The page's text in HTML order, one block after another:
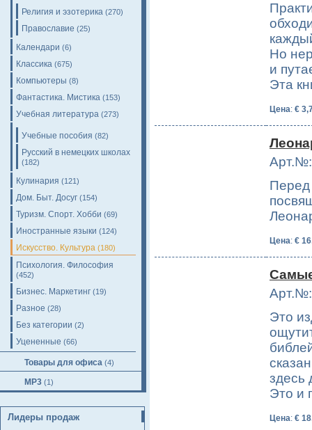
Религия и эзотерика (270)
Православие (25)
Календари (6)
Классика (675)
Компьютеры (8)
Фантастика. Мистика (153)
Учебная литература (273)
Учебные пособия (82)
Русский в немецких школах
(182)
Кулинария (121)
Дом. Быт. Досуг (154)
Туризм. Спорт. Хобби (69)
Иностранные языки (124)
Искусство. Культура (180)
Психология. Философия
(452)
Бизнес. Маркетинг (19)
Разное (28)
Без категории (2)
Уцененные (66)
Товары для офиса (4)
MP3 (1)
Лидеры продаж
Но
и
Эта
Цена: €
Перед
Цена: €
Это
здесь
Это и
Цена: €